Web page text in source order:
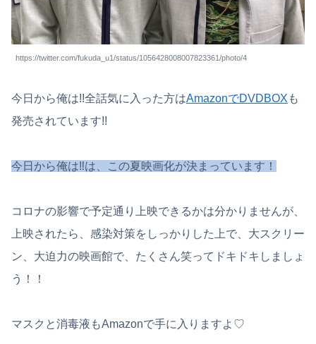
https://twitter.com/fukuda_u1/status/1056428008007823361/photo/4
今日から俺は!!全話気に入った方はAmazonでDVDBOX も
発売されています!!
今日から俺は‼︎は、この夏映画化が決まっています！
コロナの影響で予定通り上映できるかは分かりませんが、
上映されたら、感染対策をしっかりした上で、大スクリー
ン、大迫力の映画館で、たくさん笑ってドキドキしましょ
う！！
マスクと消毒液もAmazonで手に入りますよ♡